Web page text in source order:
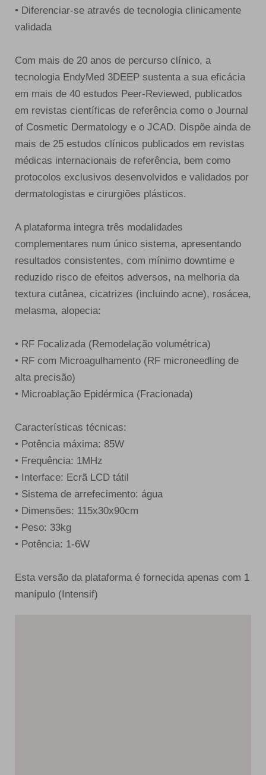
• Diferenciar-se através de tecnologia clinicamente
validada
Com mais de 20 anos de percurso clínico, a
tecnologia EndyMed 3DEEP sustenta a sua eficácia
em mais de 40 estudos Peer-Reviewed, publicados
em revistas científicas de referência como o Journal
of Cosmetic Dermatology e o JCAD. Dispõe ainda de
mais de 25 estudos clínicos publicados em revistas
médicas internacionais de referência, bem como
protocolos exclusivos desenvolvidos e validados por
dermatologistas e cirurgiões plásticos.
A plataforma integra três modalidades
complementares num único sistema, apresentando
resultados consistentes, com mínimo downtime e
reduzido risco de efeitos adversos, na melhoria da
textura cutânea, cicatrizes (incluindo acne), rosácea,
melasma, alopecia:
• RF Focalizada (Remodelação volumétrica)
• RF com Microagulhamento (RF microneedling de
alta precisão)
• Microablação Epidérmica (Fracionada)
Características técnicas:
• Potência máxima: 85W
• Frequência: 1MHz
• Interface: Ecrã LCD tátil
• Sistema de arrefecimento: água
• Dimensões: 115x30x90cm
• Peso: 33kg
• Potência: 1-6W
Esta versão da plataforma é fornecida apenas com 1
manípulo (Intensif)